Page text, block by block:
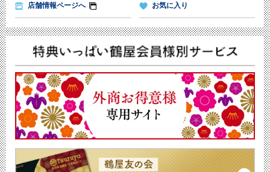
店舗情報ページへ お気に入り